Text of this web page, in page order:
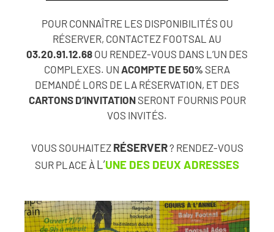
POUR CONNAÎTRE LES DISPONIBILITÉS OU
RÉSERVER, CONTACTEZ FOOTSAL AU
03.20.91.12.68 OU RENDEZ-VOUS DANS L’UN DES
COMPLEXES. UN ACOMPTE DE 50% SERA
DEMANDÉ LORS DE LA RÉSERVATION, ET DES
CARTONS D’INVITATIONSERONT FOURNIS POUR
VOS INVITÉS.
VOUS SOUHAITEZ RÉSERVER? RENDEZ-VOUS
SUR PLACE À L’UNE DES DEUX ADRESSES